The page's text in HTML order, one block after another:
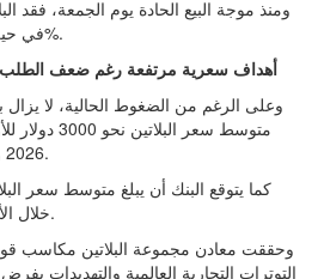
في حين تراجع البلاديوم بأكثر من 6%.
أهداف سعرية مرتفعة رغم ضعف
وعلى الرغم من الضغوط الحالية، لا يزال
متوسط سعر
2026 والنصف الأول من عام 2027.
خلال الأشهر الثلاثة الأخيرة من العام.
التوترات التجارية العالمية والتهديدات